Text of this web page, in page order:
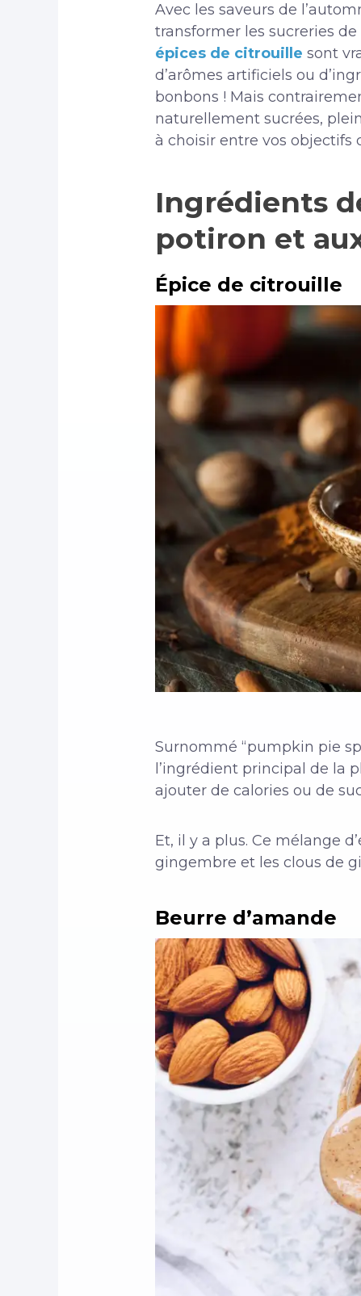
Avec les saveurs de
transformer les sucreries de
épices de citrouille sont
d’arômes artificiels ou
bonbons ! Mais
naturellement sucrées,
à choisir entre vos objectifs
Ingrédients
potiron et
Épice de citrouille
Surnommé “pumpkin pie
l’ingrédient principal de la
ajouter de calories ou de
Et, il y a plus. Ce mélange
gingembre et les clous de
Beurre d’amande